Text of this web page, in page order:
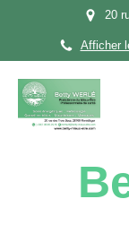
20
Afficher